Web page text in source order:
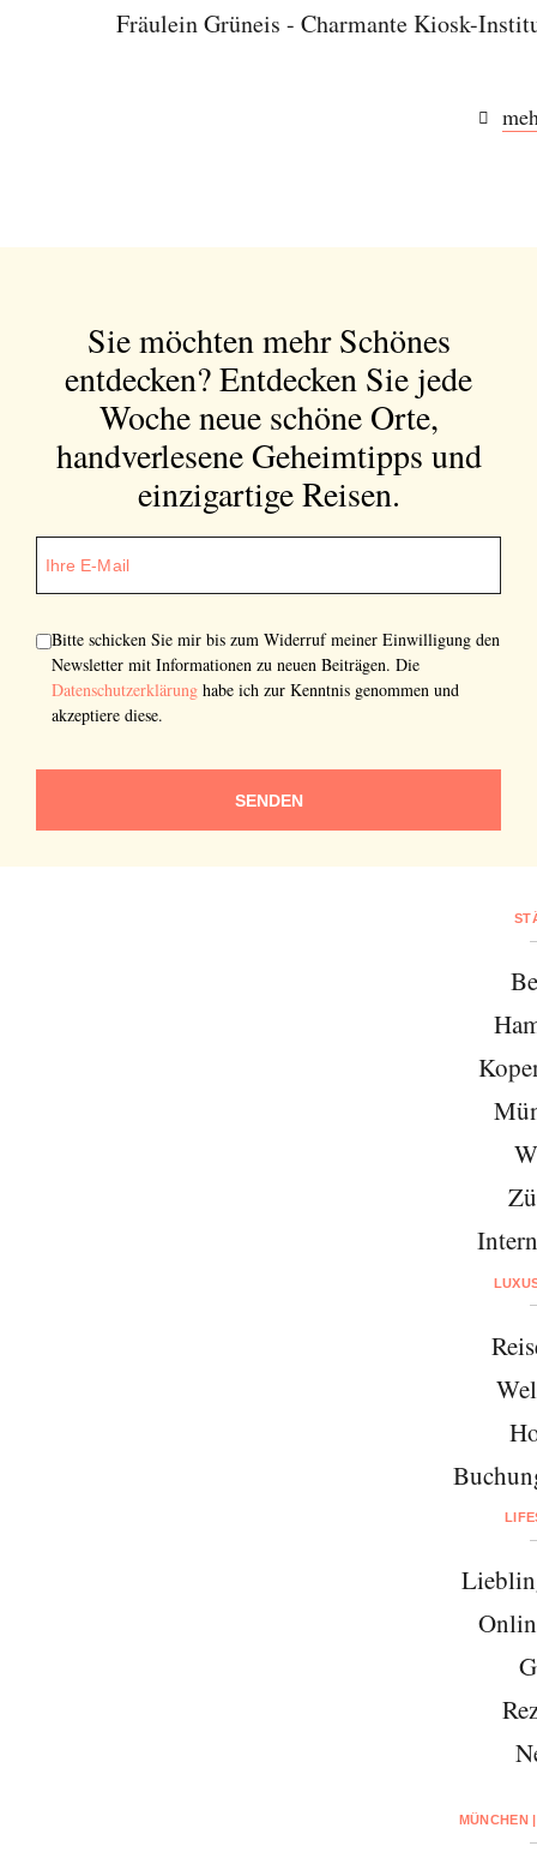
Fräulein Grüneis - Charmante Kiosk-
Sie möchten mehr Schönes
entdecken?Entdecken Sie jede
Woche neue schöne Orte,
handverlesene Geheimtipps und
einzigartige Reisen.
Bitte schicken Sie mir bis zum Widerruf meiner Einwilligung den
Newsletter mit Informationen zu neuen Beiträgen. Die
Datenschutzerklärung habe ich zur Kenntnis genommen und
akzeptiere diese.
SENDEN
MÜNCHEN
Orte, handverlesene Geheimtipps und
SENDEN